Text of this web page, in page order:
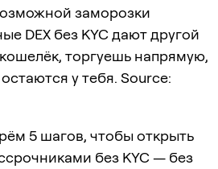
заморозки
DEX без KYC дают другой
торгуешь напрямую,
у тебя. Source:
5 шагов, чтобы открыть
без KYC — без